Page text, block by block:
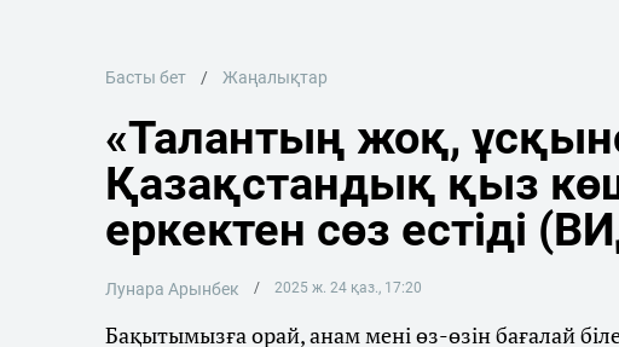
Басты бет Жаңалықтар
«Талантың жоқ,
Қазақстандық қыз
еркектен сөз естіді
Лунара Арынбек 2025 ж. 24 қаз., 17:20
Бақытымызға орай, анам мені өз-өзін бағалай